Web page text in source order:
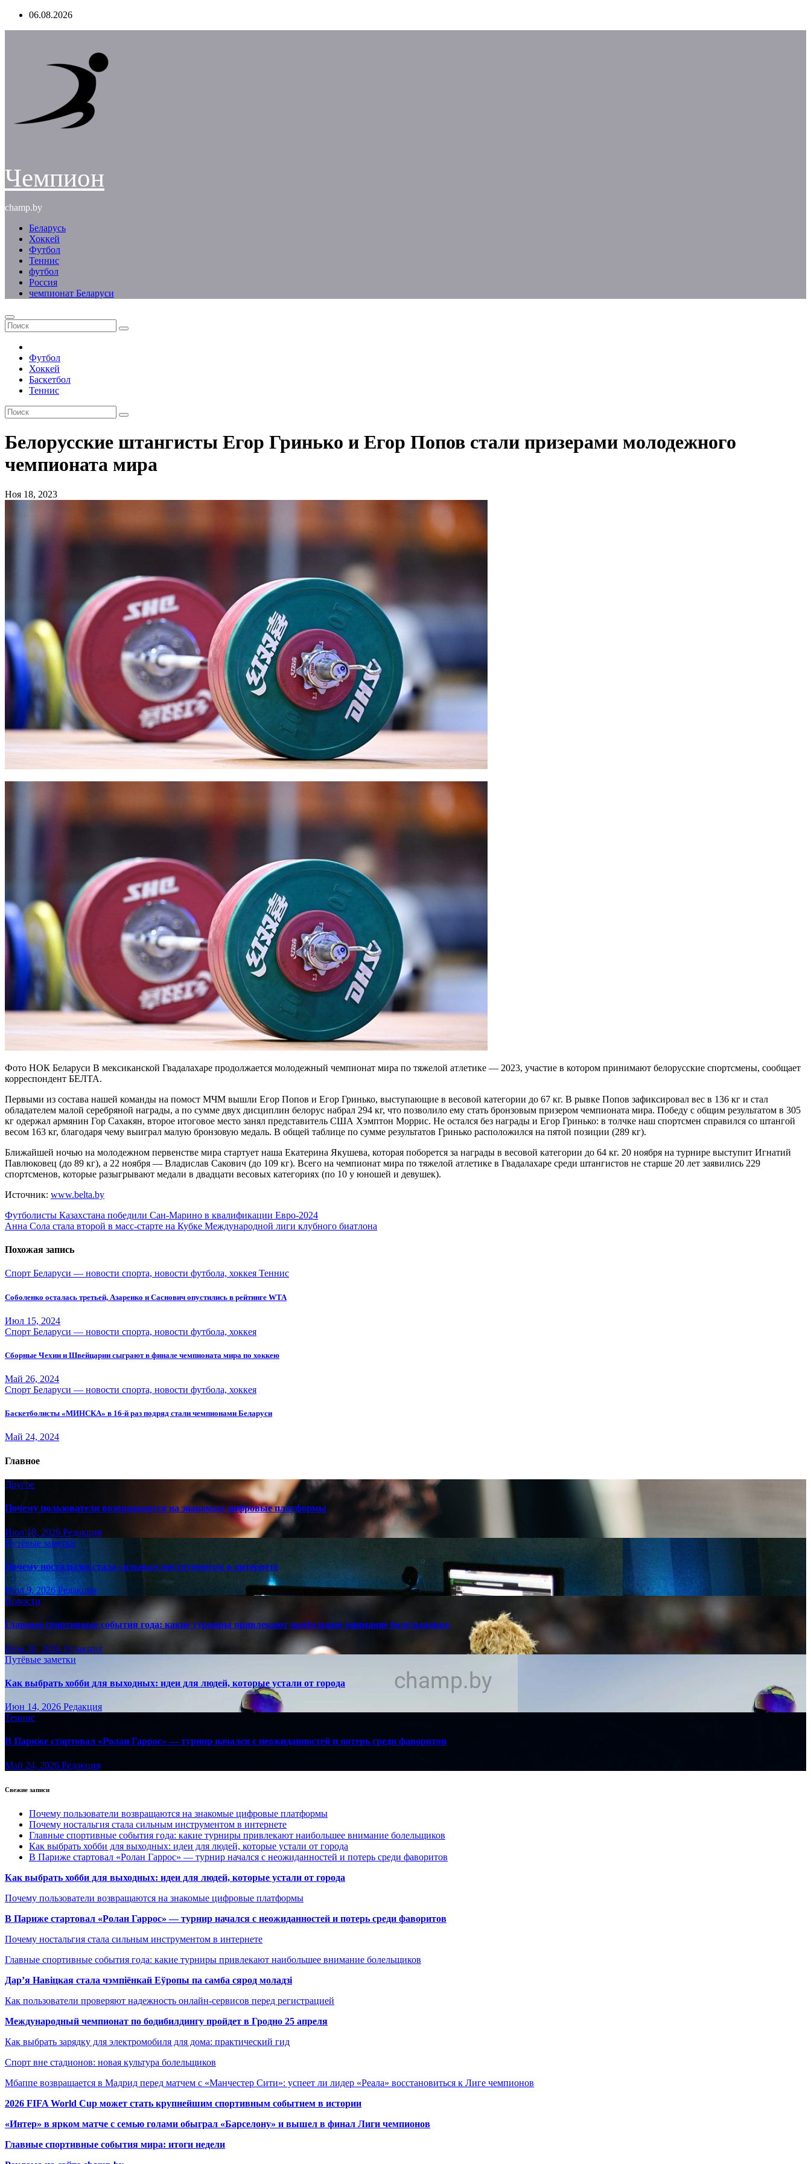
Перейти06.08.2026
Чемпион
champ.by
Беларусь
Хоккей
Футбол
Теннис
футбол
Россия
чемпионат Беларуси
Футбол
Хоккей
Баскетбол
Теннис
Белорусские штангисты Егор Гринько и Егор Попов стали призерами молодежного
чемпионата мира
Ноя 18, 2023
Фото НОК Беларуси В мексиканской Гвадалахаре продолжается молодежный чемпионат мира по тяжелой атлетике — 2023, участие в котором принимают белорусские спортсмены, сообщает
корреспондент БЕЛТА.
Первыми из состава нашей команды на помост МЧМ вышли Егор Попов и Егор Гринько, выступающие в весовой категории до 67 кг. В рывке Попов зафиксировал вес в 136 кг и стал
обладателем малой серебряной награды, а по сумме двух дисциплин белорус набрал 294 кг, что позволило ему стать бронзовым призером чемпионата мира. Победу с общим результатом в 305
кг одержал армянин Гор Сахакян, второе итоговое место занял представитель США Хэмптон Моррис. Не остался без награды и Егор Гринько: в толчке наш спортсмен справился со штангой
весом 163 кг, благодаря чему выиграл малую бронзовую медаль. В общей таблице по сумме результатов Гринько расположился на пятой позиции (289 кг).
Ближайшей ночью на молодежном первенстве мира стартует наша Екатерина Якушева, которая поборется за награды в весовой категории до 64 кг. 20 ноября на турнире выступит Игнатий
Павлюковец (до 89 кг), а 22 ноября — Владислав Сакович (до 109 кг). Всего на чемпионат мира по тяжелой атлетике в Гвадалахаре среди штангистов не старше 20 лет заявились 229
спортсменов, которые разыгрывают медали в двадцати весовых категориях (по 10 у юношей и девушек).
Источник: www.belta.by
Навигация
по
записям
Футболисты Казахстана победили Сан-Марино в квалификации Евро-2024
Анна Сола стала второй в масс-старте на Кубке Международной лиги клубного биатлона
Похожая запись
Спорт Беларуси — новости спорта, новости футбола, хоккея Теннис
Соболенко осталась третьей, Азаренко и Саснович опустились в рейтинге WTA
Июл 15, 2024
Спорт Беларуси — новости спорта, новости футбола, хоккея
Сборные Чехии и Швейцарии сыграют в финале чемпионата мира по хоккею
Май 26, 2024
Спорт Беларуси — новости спорта, новости футбола, хоккея
Баскетболисты «МИНСКА» в 16-й раз подряд стали чемпионами Беларуси
Май 24, 2024
Главное
Другое
Почему пользователи возвращаются на знакомые цифровые платформы
Июл 18, 2026 Редакция
Путёвые заметки
Почему ностальгия стала сильным инструментом в интернете
Июл 9, 2026 Редакция
Новости
Главные спортивные события года: какие турниры привлекают наибольшее внимание болельщиков
Июн 30, 2026 Редакция
Путёвые заметки
Как выбрать хобби для выходных: идеи для людей, которые устали от города
Июн 14, 2026 Редакция
Теннис
В Париже стартовал «Ролан Гаррос» — турнир начался с неожиданностей и потерь среди фаворитов
Май 24, 2026 Редакция
Свежие записи
Почему пользователи возвращаются на знакомые цифровые платформы
Почему ностальгия стала сильным инструментом в интернете
Главные спортивные события года: какие турниры привлекают наибольшее внимание болельщиков
Как выбрать хобби для выходных: идеи для людей, которые устали от города
В Париже стартовал «Ролан Гаррос» — турнир начался с неожиданностей и потерь среди фаворитов
Как выбрать хобби для выходных: идеи для людей, которые устали от города
Почему пользователи возвращаются на знакомые цифровые платформы
В Париже стартовал «Ролан Гаррос» — турнир начался с неожиданностей и потерь среди фаворитов
Почему ностальгия стала сильным инструментом в интернете
Главные спортивные события года: какие турниры привлекают наибольшее внимание болельщиков
Дар’я Навіцкая стала чэмпіёнкай Еўропы па самба сярод моладзі
Как пользователи проверяют надежность онлайн-сервисов перед регистрацией
Международный чемпионат по бодибилдингу пройдет в Гродно 25 апреля
Как выбрать зарядку для электромобиля для дома: практический гид
Спорт вне стадионов: новая культура болельщиков
Мбаппе возвращается в Мадрид перед матчем с «Манчестер Сити»: успеет ли лидер «Реала» восстановиться к Лиге чемпионов
2026 FIFA World Cup может стать крупнейшим спортивным событием в истории
«Интер» в ярком матче с семью голами обыграл «Барселону» и вышел в финал Лиги чемпионов
Главные спортивные события мира: итоги недели